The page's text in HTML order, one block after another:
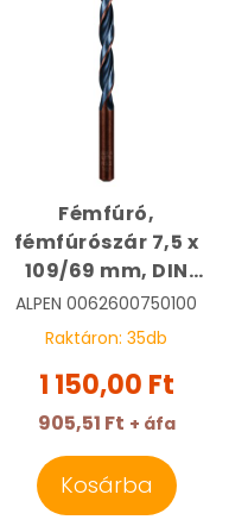
Fémfúró,
fémfúrószár 7,5 x
109/69 mm, DIN
338, HSS, Sprint
Master | ALPEN
ALPEN 0062600750100
Raktáron: 35db
1 150,00 Ft
905,51 Ft + áfa
Kosárba